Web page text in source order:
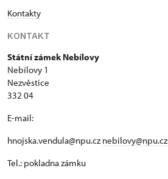
Kontakty
KONTAKT
Státní zámek Nebílovy
Nebílovy 1
Nezvěstice
332 04
E-mail:
hnojska.vendula@npu.cznebilovy@npu.cz
Tel.: pokladna zámku